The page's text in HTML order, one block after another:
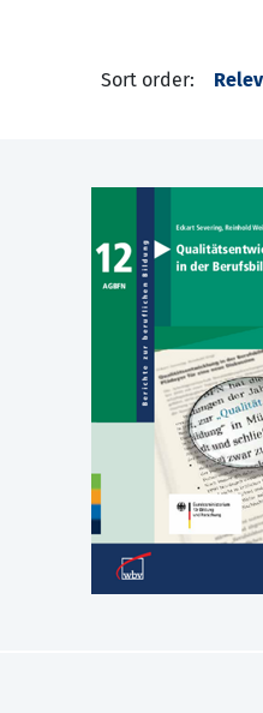
Sort order: